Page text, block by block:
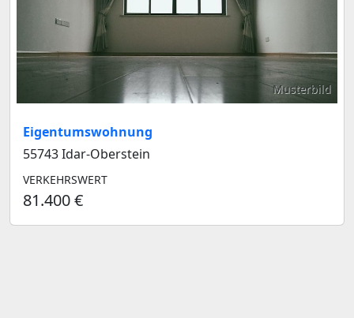
Musterbild
Eigentumswohnung
55743 Idar-Oberstein
VERKEHRSWERT
81.400 €